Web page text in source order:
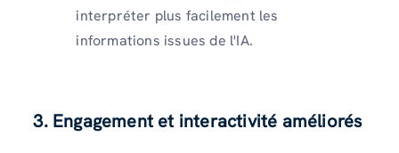
interpréter plus facilement les
informations issues de l'IA.
3. Engagement et interactivité améliorés